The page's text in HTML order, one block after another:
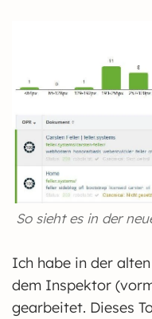
So sieht es in der
Ich habe in der
dem Inspektor
gearbeitet. Dieses